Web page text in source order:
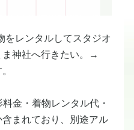
レンタルしてスタジオ
ま神社へ行きたい。→
金・着物レンタル代・
まれており、別途アル